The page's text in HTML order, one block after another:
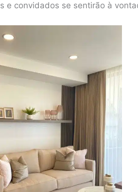
e convidados se sentirão à